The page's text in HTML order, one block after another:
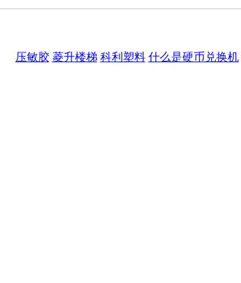
压敏胶, 菱升楼梯, 科利塑料, 什么是硬币兑换机,